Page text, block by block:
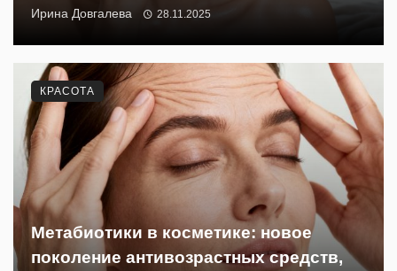
Ирина Довгалева 28.11.2025
Метабиотики в косметике: новое
поколение антивозрастных средств,
КРАСОТА